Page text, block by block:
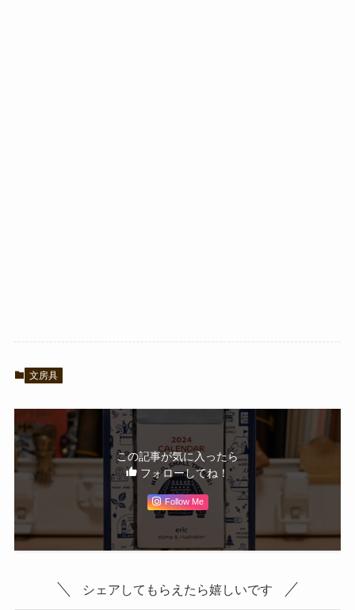
文房具
この記事が気に入ったら
フォローしてね！
Follow Me
シェアしてもらえたら嬉しいです